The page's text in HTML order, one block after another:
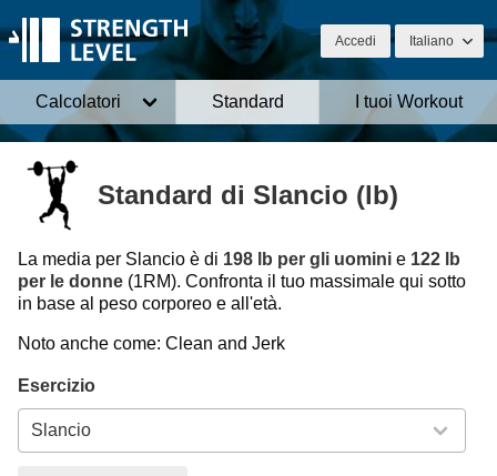
Accedi Italiano
Calcolatori Standard I tuoi Workout
Standard di Slancio (lb)
La media per Slancio è di 198 lb per gli uomini e 122 lb
per le donne (1RM). Confronta il tuo massimale qui sotto
in base al peso corporeo e all'età.
Noto anche come: Clean and Jerk
Esercizio